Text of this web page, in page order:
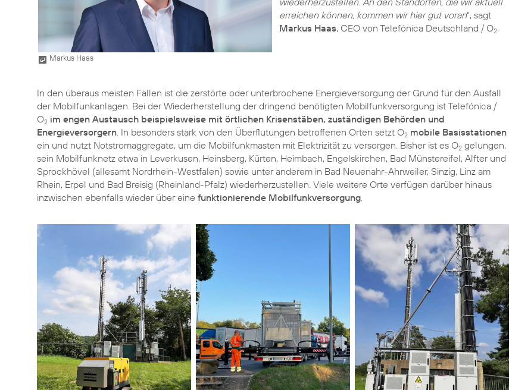
Markus Haas
erreichen können, kommen wir hier gut voran“, sagt
Markus Haas, CEO von Telefónica Deutschland / O2.
In den überaus meisten Fällen ist die zerstörte oder unterbrochene Energieversorgung der Grund für den Ausfall
der Mobilfunkanlagen. Bei der Wiederherstellung der dringend benötigten Mobilfunkversorgung ist Telefónica /
O2 im engen Austausch beispielsweise mit örtlichen Krisenstäben, zuständigen Behörden und
Energieversorgern . In besonders stark von den Überflutungen betroffenen Orten setzt O2 mobile Basisstationen
ein und nutzt Notstromaggregate, um die Mobilfunkmasten mit Elektrizität zu versorgen. Bisher ist es O2 gelungen,
sein Mobilfunknetz etwa in Leverkusen, Heinsberg, Kürten, Heimbach, Engelskirchen, Bad Münstereifel, Alfter und
Sprockhövel (allesamt Nordrhein-Westfalen) sowie unter anderem in Bad Neuenahr-Ahrweiler, Sinzig, Linz am
Rhein, Erpel und Bad Breisig (Rheinland-Pfalz) wiederherzustellen. Viele weitere Orte verfügen darüber hinaus
inzwischen ebenfalls wieder über eine funktionierende Mobilfunkversorgung